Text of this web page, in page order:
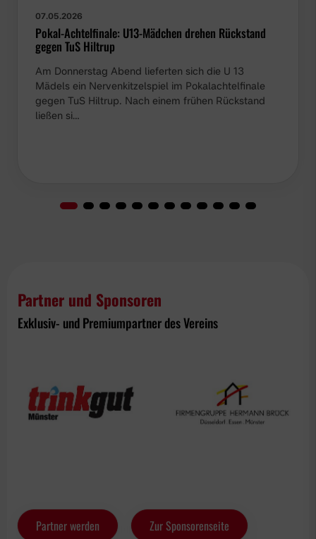
07.05.2026
Pokal-Achtelfinale: U13-Mädchen drehen Rückstand
gegen TuS Hiltrup
Am Donnerstag Abend lieferten sich die U 13
Mädels ein Nervenkitzelspiel im Pokalachtelfinale
gegen TuS Hiltrup. Nach einem frühen Rückstand
ließen si…
Partner und Sponsoren
Exklusiv- und Premiumpartner des Vereins
Partner werden Zur Sponsorenseite